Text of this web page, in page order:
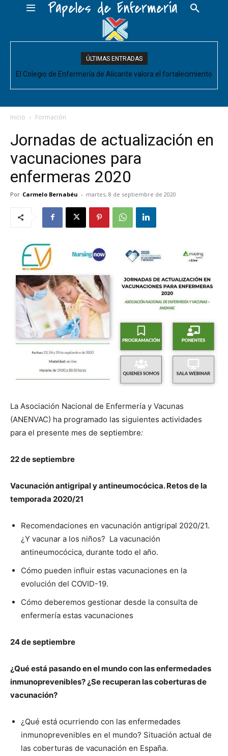
Papeles de Enfermería
ÚLTIMAS ENTRADAS
El Colegio de Enfermería de Alicante valora el fortalecimiento
acompañe de decisiones estructurales para...
Inicio Formación
Jornadas de actualización en
vacunaciones para
enfermeras 2020
Por Carmelo Bernabéu - martes, 8 de septiembre de 2020
La Asociación Nacional de Enfermería y Vacunas
(ANENVAC) ha programado las siguientes actividades
para el presente mes de septiembre:
22 de septiembre
Vacunación antigripal y antineumocócica. Retos de la
temporada 2020/21
Recomendaciones en vacunación antigripal 2020/21.
¿Y vacunar a los niños? La vacunación
antineumocócica, durante todo el año.
Cómo pueden influir estas vacunaciones en la
evolución del COVID-19.
Cómo deberemos gestionar desde la consulta de
enfermería estas vacunaciones
24 de septiembre
¿Qué está pasando en el mundo con las enfermedades
inmunoprevenibles? ¿Se recuperan las coberturas de
vacunación?
¿Qué está ocurriendo con las enfermedades
inmunoprevenibles en el mundo? Situación actual de
las coberturas de vacunación en España.